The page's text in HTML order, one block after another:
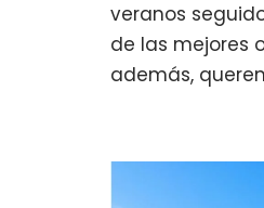
veranos
de las mejores
además,